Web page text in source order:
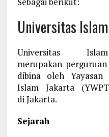
Universitas
Universitas
merupakan
dibina oleh Yayasan
Islam Jakarta
di Jakarta.
Sejarah